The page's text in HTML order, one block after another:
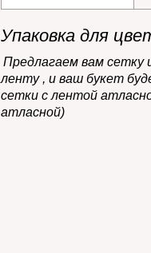
Упаковка для
Предлагаем вам сетку
ленту , и ваш букет
сетки с лентой
атласной)